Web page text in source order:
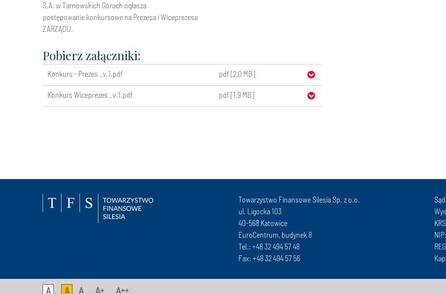
S.A. w Tarnowskich Górach ogłasza
postępowanie konkursowe na Prezesa i Wiceprezesa
ZARZĄDU.
Pobierz załączniki:
Konkurs - Prezes _v.1.pdf pdf [2.0 MB]
Konkurs Wiceprezes _v.1.pdf pdf [1.9 MB]
Towarzystwo Finansowe Silesia Sp. z o.o.
ul. Ligocka 103
40-568 Katowice
EuroCentrum, budynek 8
Tel.: +48 32 494 57 48
Fax: +48 32 494 57 56
A A A A+ A++